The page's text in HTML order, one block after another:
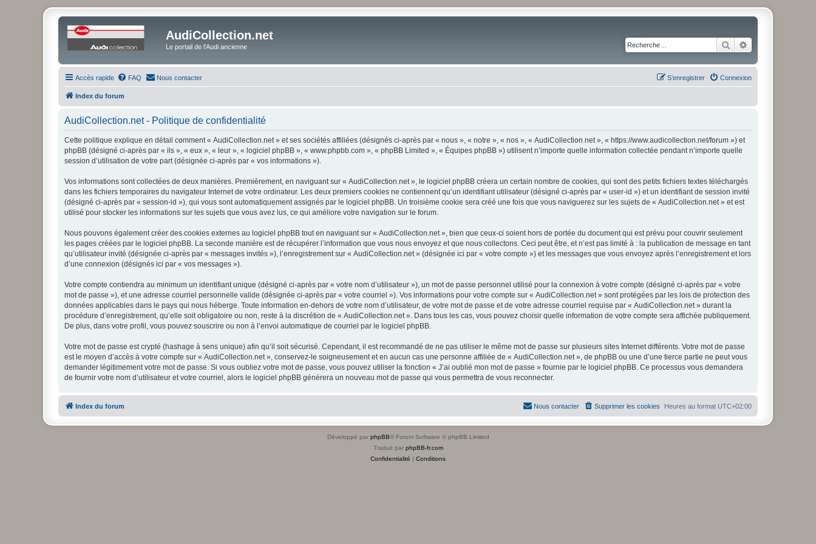
AudiCollection.net
Le portail de l'Audi ancienne Rechercher
Accès rapide FAQ Nous contacter Connexion
S’enregistrer
Index du forum
AudiCollection.net - Politique de confidentialité
Cette politique explique en détail comment « AudiCollection.net » et ses sociétés affiliées (désignés ci-après par « nous », « notre », « nos », « AudiCollection.net », « https://www.audicollection.net/forum ») et
phpBB (désigné ci-après par « ils », « eux », « leur », « logiciel phpBB », « www.phpbb.com », « phpBB Limited », « Équipes phpBB ») utilisent n’importe quelle information collectée pendant n’importe quelle
session d’utilisation de votre part (désignée ci-après par « vos informations »).
Vos informations sont collectées de deux manières. Premièrement, en naviguant sur « AudiCollection.net », le logiciel phpBB créera un certain nombre de cookies, qui sont des petits fichiers textes téléchargés
dans les fichiers temporaires du navigateur Internet de votre ordinateur. Les deux premiers cookies ne contiennent qu’un identifiant utilisateur (désigné ci-après par « user-id ») et un identifiant de session invité
(désigné ci-après par « session-id »), qui vous sont automatiquement assignés par le logiciel phpBB. Un troisième cookie sera créé une fois que vous naviguerez sur les sujets de « AudiCollection.net » et est
utilisé pour stocker les informations sur les sujets que vous avez lus, ce qui améliore votre navigation sur le forum.
Nous pouvons également créer des cookies externes au logiciel phpBB tout en naviguant sur « AudiCollection.net », bien que ceux-ci soient hors de portée du document qui est prévu pour couvrir seulement
les pages créées par le logiciel phpBB. La seconde manière est de récupérer l’information que vous nous envoyez et que nous collectons. Ceci peut être, et n’est pas limité à : la publication de message en tant
qu’utilisateur invité (désignée ci-après par « messages invités »), l’enregistrement sur « AudiCollection.net » (désignée ici par « votre compte ») et les messages que vous envoyez après l’enregistrement et lors
d’une connexion (désignés ici par « vos messages »).
Votre compte contiendra au minimum un identifiant unique (désigné ci-après par « votre nom d’utilisateur »), un mot de passe personnel utilisé pour la connexion à votre compte (désigné ci-après par « votre
mot de passe »), et une adresse courriel personnelle valide (désignée ci-après par « votre courriel »). Vos informations pour votre compte sur « AudiCollection.net » sont protégées par les lois de protection des
données applicables dans le pays qui nous héberge. Toute information en-dehors de votre nom d’utilisateur, de votre mot de passe et de votre adresse courriel requise par « AudiCollection.net » durant la
procédure d’enregistrement, qu’elle soit obligatoire ou non, reste à la discrétion de « AudiCollection.net ». Dans tous les cas, vous pouvez choisir quelle information de votre compte sera affichée publiquement.
De plus, dans votre profil, vous pouvez souscrire ou non à l’envoi automatique de courriel par le logiciel phpBB.
Votre mot de passe est crypté (hashage à sens unique) afin qu’il soit sécurisé. Cependant, il est recommandé de ne pas utiliser le même mot de passe sur plusieurs sites Internet différents. Votre mot de passe
est le moyen d’accès à votre compte sur « AudiCollection.net », conservez-le soigneusement et en aucun cas une personne affiliée de « AudiCollection.net », de phpBB ou une d’une tierce partie ne peut vous
demander légitimement votre mot de passe. Si vous oubliez votre mot de passe, vous pouvez utiliser la fonction « J’ai oublié mon mot de passe » fournie par le logiciel phpBB. Ce processus vous demandera
de fournir votre nom d’utilisateur et votre courriel, alors le logiciel phpBB générera un nouveau mot de passe qui vous permettra de vous reconnecter.
Index du forum Heures au format UTC+02:00
Supprimer les cookies
Nous contacter
Développé par phpBB® Forum Software © phpBB Limited
Traduit par phpBB-fr.com
Confidentialité | Conditions